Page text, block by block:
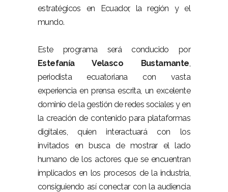
estratégicos en Ecuador, la región y el
mundo.
Este programa será conducido por
Estefanía Velasco Bustamante,
periodista ecuatoriana con vasta
experiencia en prensa escrita, un excelente
dominio de la gestión de redes sociales y en
la creación de contenido para plataformas
digitales, quien interactuará con los
invitados en busca de mostrar el lado
humano de los actores que se encuentran
implicados en los procesos de la industria,
consiguiendo así conectar con la audiencia